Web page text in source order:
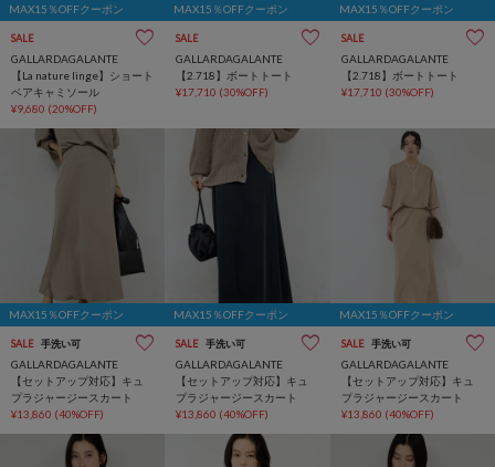
MAX15％OFFクーポン
SALE
GALLARDAGALANTE
【La nature linge】ショート
ベアキャミソール
¥9,680 (20%OFF)
MAX15％OFFクーポン
SALE
GALLARDAGALANTE
【2.718】ボートトート
¥17,710 (30%OFF)
MAX15％OFFクーポン
SALE
GALLARDAGALANTE
【2.718】ボートトート
¥17,710 (30%OFF)
MAX15％OFFクーポン
SALE 手洗い可
GALLARDAGALANTE
【セットアップ対応】キュ
プラジャージースカート
¥13,860 (40%OFF)
MAX15％OFFクーポン
SALE 手洗い可
GALLARDAGALANTE
【セットアップ対応】キュ
プラジャージースカート
¥13,860 (40%OFF)
MAX15％OFFクーポン
SALE 手洗い可
GALLARDAGALANTE
【セットアップ対応】キュ
プラジャージースカート
¥13,860 (40%OFF)